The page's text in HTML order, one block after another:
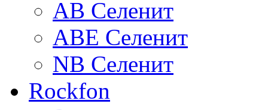
AB Селенит
ABE Селенит
NB Селенит
Rockfon